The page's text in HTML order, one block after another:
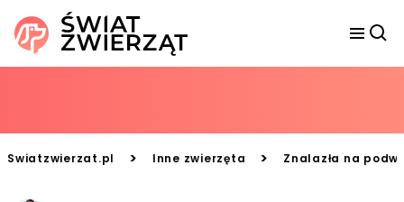
Swiatzwierzat.pl > Inne zwierzęta > Znalazła na